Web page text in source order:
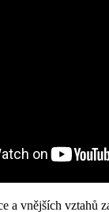
a vnějších vztahů